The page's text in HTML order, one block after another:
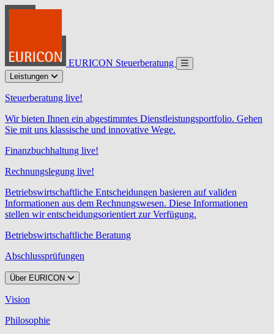
EURICON Steuerberatung
Leistungen
Steuerberatung live!
Wir bieten Ihnen ein abgestimmtes Dienstleistungsportfolio. Gehen
Sie mit uns klassische und innovative Wege.
Finanzbuchhaltung live!
Rechnungslegung live!
Betriebswirtschaftliche Entscheidungen basieren auf validen
Informationen aus dem Rechnungswesen. Diese Informationen
stellen wir entscheidungsorientiert zur Verfügung.
Betriebswirtschaftliche Beratung
Abschlussprüfungen
Über EURICON
Vision
Philosophie